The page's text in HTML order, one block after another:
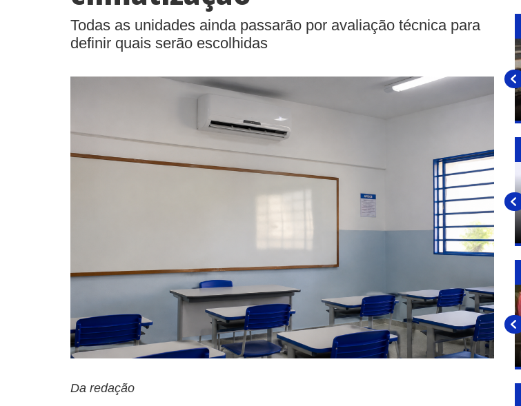
Todas as unidades ainda passarão por avaliação técnica para
definir quais serão escolhidas
Da redação
De pai para filho: Óticas
Ipanema tem campanha
especial para o Dia dos Pais
Net Aki abre vaga para
Instalador de Internet
Dimas José Huca, de Artur
Nogueira, falece aos 54 anos